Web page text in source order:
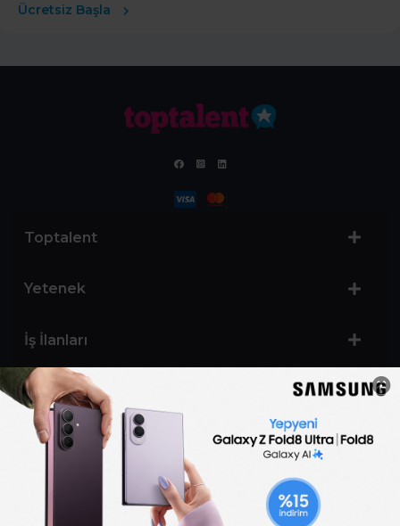
Ücretsiz Başla
Toptalent
Yetenek
İş İlanları
Sertifika Programları
Yetenek Testleri